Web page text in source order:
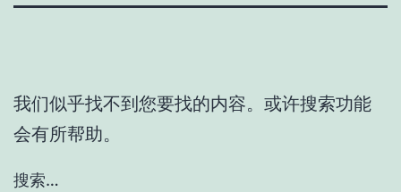
我们似乎找不到您要找的内容。或许搜索功能
会有所帮助。
搜索…